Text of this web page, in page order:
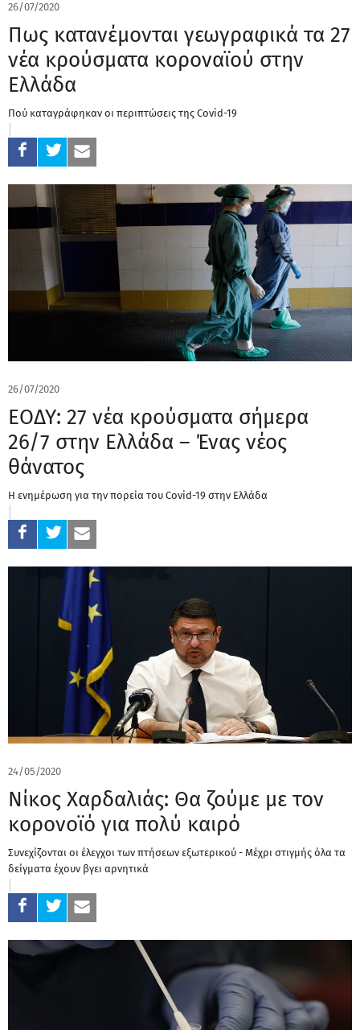
26/07/2020
Πως κατανέμονται γεωγραφικά τα 27
νέα κρούσματα κοροναϊού στην
Ελλάδα
Πού καταγράφηκαν οι περιπτώσεις της Covid-19
26/07/2020
ΕΟΔΥ: 27 νέα κρούσματα σήμερα
26/7 στην Ελλάδα – Ένας νέος
θάνατος
Η ενημέρωση για την πορεία του Covid-19 στην Ελλάδα
24/05/2020
Νίκος Χαρδαλιάς: Θα ζούμε με τον
κορονοϊό για πολύ καιρό
Συνεχίζονται οι έλεγχοι των πτήσεων εξωτερικού - Μέχρι στιγμής όλα τα
δείγματα έχουν βγει αρνητικά